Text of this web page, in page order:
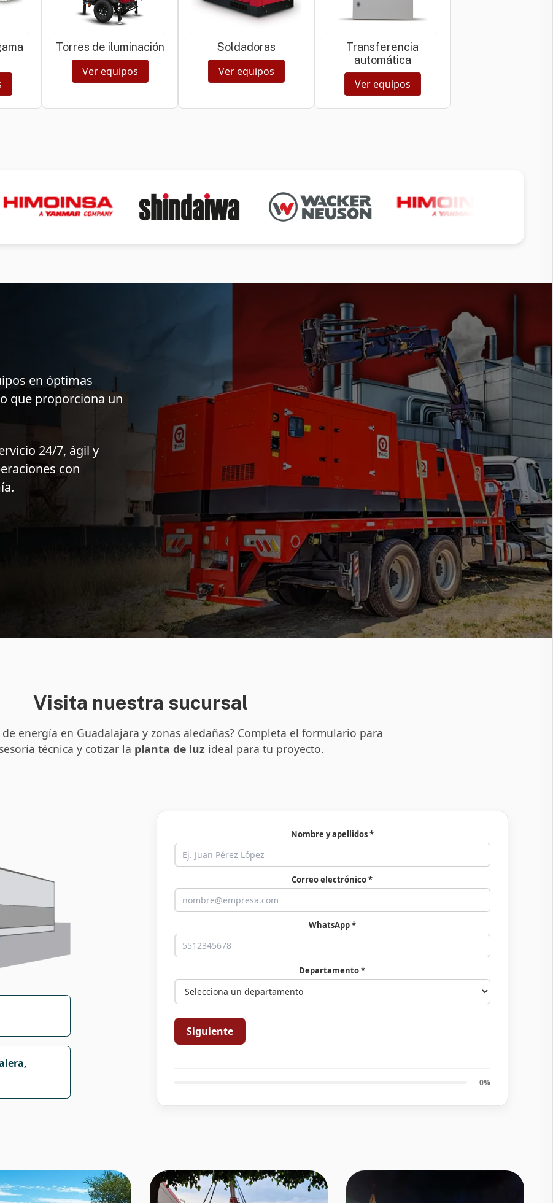
Torres de iluminación
Ver equipos
Soldadoras
Ver equipos
Transferencia
automática
Ver equipos
en óptimas
que proporciona un
24/7, ágil y
con
Visita nuestra sucursal
de energía en Guadalajara y zonas aledañas? Completa el formulario para
técnica y cotizar la planta de luz ideal para tu proyecto.
Nombre y apellidos *
Correo electrónico *
WhatsApp *
Departamento *
Siguiente
0%